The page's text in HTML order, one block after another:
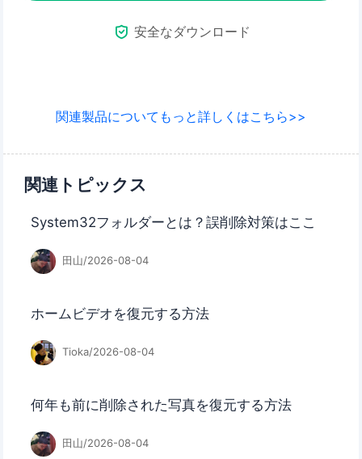
 安全なダウンロード
関連製品についてもっと詳しくはこちら>>
関連トピックス
System32フォルダーとは？誤削除対策はここ
田山/2026-08-04
ホームビデオを復元する方法
Tioka/2026-08-04
何年も前に削除された写真を復元する方法
田山/2026-08-04